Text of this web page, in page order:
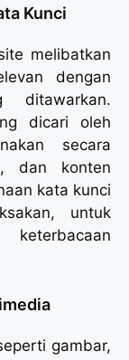
Kunci
melibatkan
dengan
ditawarkan.
dicari oleh
secara
dan konten
kata kunci
untuk
gambar,